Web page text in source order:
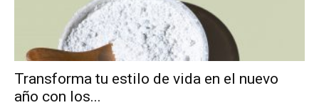
Transforma tu estilo de vida en el nuevo
año con los...